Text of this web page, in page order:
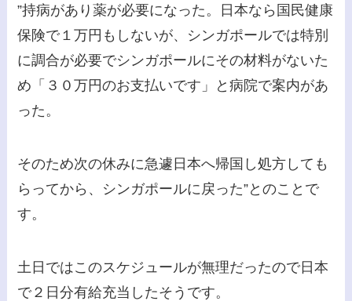
”持病があり薬が必要になった。日本なら国民健康
保険で１万円もしないが、シンガポールでは特別
に調合が必要でシンガポールにその材料がないた
め「３０万円のお支払いです」と病院で案内があ
った。
そのため次の休みに急遽日本へ帰国し処方しても
らってから、シンガポールに戻った”とのことで
す。
土日ではこのスケジュールが無理だったので日本
で２日分有給充当したそうです。